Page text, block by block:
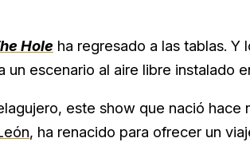
Hole ha regresado a las tablas.
un escenario al aire libre instalado
este show que nació hace
, ha renacido para ofrecer un